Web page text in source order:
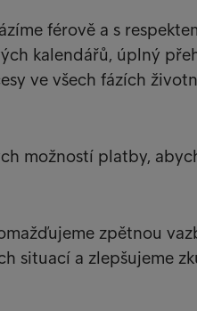
férově a s
kalendářů, úplný
ve všech fázích
možností platby,
zpětnou
situací a zlepšujeme